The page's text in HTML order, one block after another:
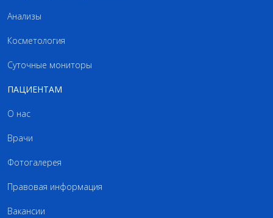
Анализы
Косметология
Суточные мониторы
ПАЦИЕНТАМ
О нас
Врачи
Фотогалерея
Правовая информация
Вакансии